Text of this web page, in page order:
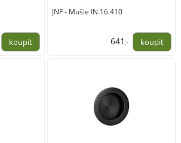
JNF - Mušle IN.16.410
641 ,-